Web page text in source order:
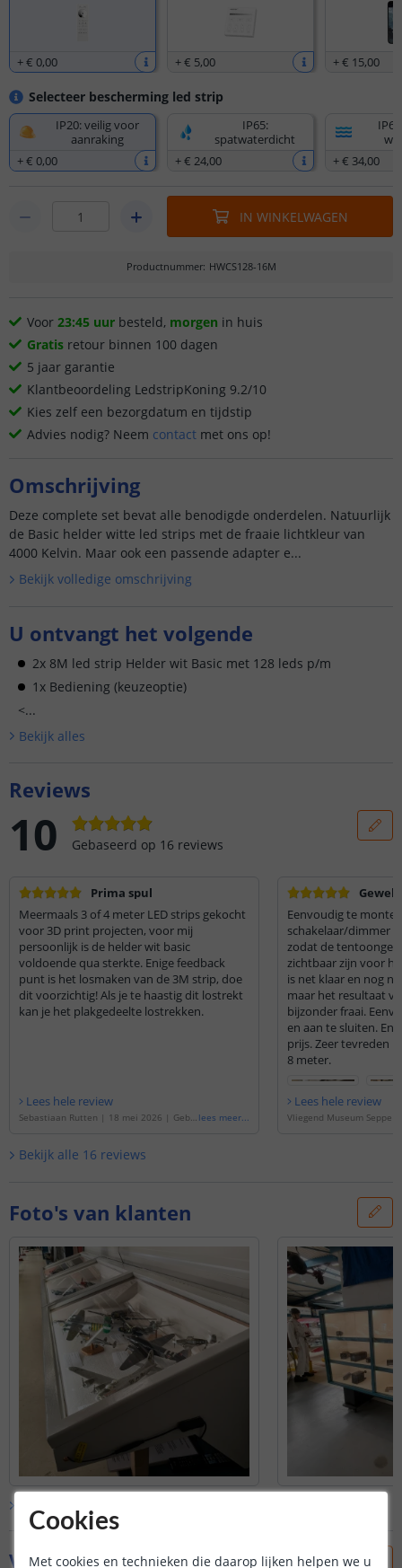
+€ 0,00 +€ 5,00 +€ 15,00
Selecteer bescherming led strip
IP20: veilig voor
aanraking
+€ 0,00
IP65:
spatwaterdicht
+€ 24,00
+€ 34,00
IN WINKELWAGEN
Productnummer: HWCS128-16M
Voor 23:45 uur besteld, morgen in huis
Gratis retour binnen 100 dagen
5 jaar garantie
Klantbeoordeling LedstripKoning 9.2/10
Kies zelf een bezorgdatum en tijdstip
Advies nodig? Neem contact met ons op!
Omschrijving
Deze complete set bevat alle benodigde onderdelen. Natuurlijk
de Basic helder witte led strips met de fraaie lichtkleur van
4000 Kelvin. Maar ook een passende adapter e...
Bekijk volledige omschrijving
U ontvangt het volgende
2x 8M led strip Helder wit Basic met 128 leds p/m
1x Bediening (keuzeoptie)
<...
Bekijk alles
Reviews
10 Gebaseerd op 16 reviews
Prima spul
Meermaals 3 of 4 meter LED strips gekocht
voor 3D print projecten, voor mij
persoonlijk is de helder wit basic
voldoende qua sterkte. Enige feedback
punt is het losmaken van de 3M strip, doe
dit voorzichtig! Als je te haastig dit lostrekt
kan je het plakgedeelte lostrekken.
Lees hele review
Sebastiaan Rutten | 18 mei 2026 | Geba lees meer...
Eenvoudig te
schakelaar/dimmer
zodat de
zichtbaar zijn voor
is net klaar en nog
maar het resultaat
bijzonder fraai.
en aan te sluiten. En
prijs. Zeer tevreden
8 meter.
Lees hele review
Vliegend Museum Seppe
Bekijk alle 16 reviews
Foto's van klanten
Bekijk alleklantfoto’s
Vraag & antwoord
Cookies
Met cookies en technieken die daarop lijken helpen we u